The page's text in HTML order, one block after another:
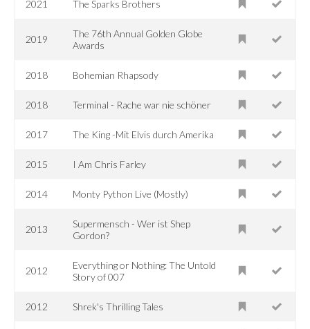
2021 The Sparks Brothers
2019
The 76th Annual Golden Globe
Awards
2018 Bohemian Rhapsody
2018 Terminal - Rache war nie schöner
2017 The King -Mit Elvis durch Amerika
2015 I Am Chris Farley
2014 Monty Python Live (Mostly)
2013
Supermensch - Wer ist Shep
Gordon?
2012
Everything or Nothing: The Untold
Story of 007
2012 Shrek's Thrilling Tales